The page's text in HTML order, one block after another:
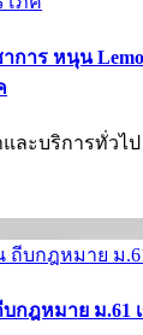
การ หนุน
ละบริการทั่วไ
กฎหมาย ม.61